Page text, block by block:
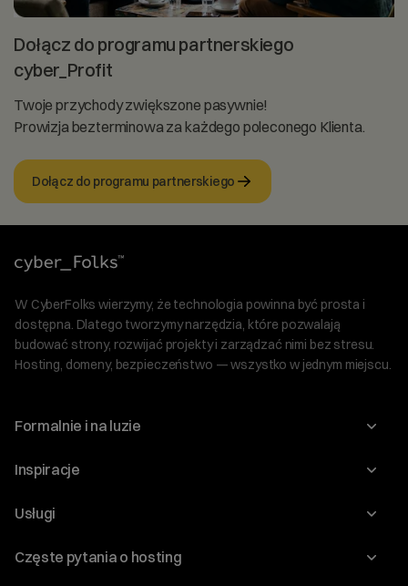
Dołącz do programu partnerskiego
cyber_Profit
Twoje przychody zwiększone pasywnie!
Prowizja bezterminowa za każdego poleconego Klienta.
Dołącz do programu partnerskiego
W CyberFolks wierzymy, że technologia powinna być prosta i
dostępna. Dlatego tworzymy narzędzia, które pozwalają
budować strony, rozwijać projekty i zarządzać nimi bez stresu.
Hosting, domeny, bezpieczeństwo — wszystko w jednym miejscu.
Formalnie i na luzie
O nas
Program Korzyści dla Inwestorów
Regulaminy i specyfikacje
Inspiracje
Blog
WordPress
Usługi
Domeny
Częste pytania o hosting